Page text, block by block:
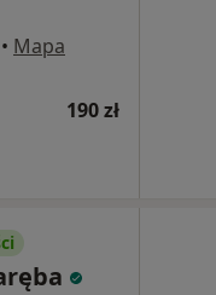
• Mapa
190 zł